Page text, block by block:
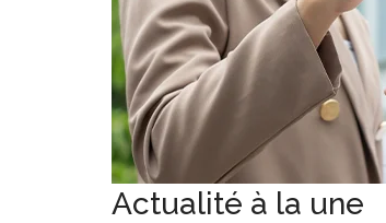
Actualité à la une